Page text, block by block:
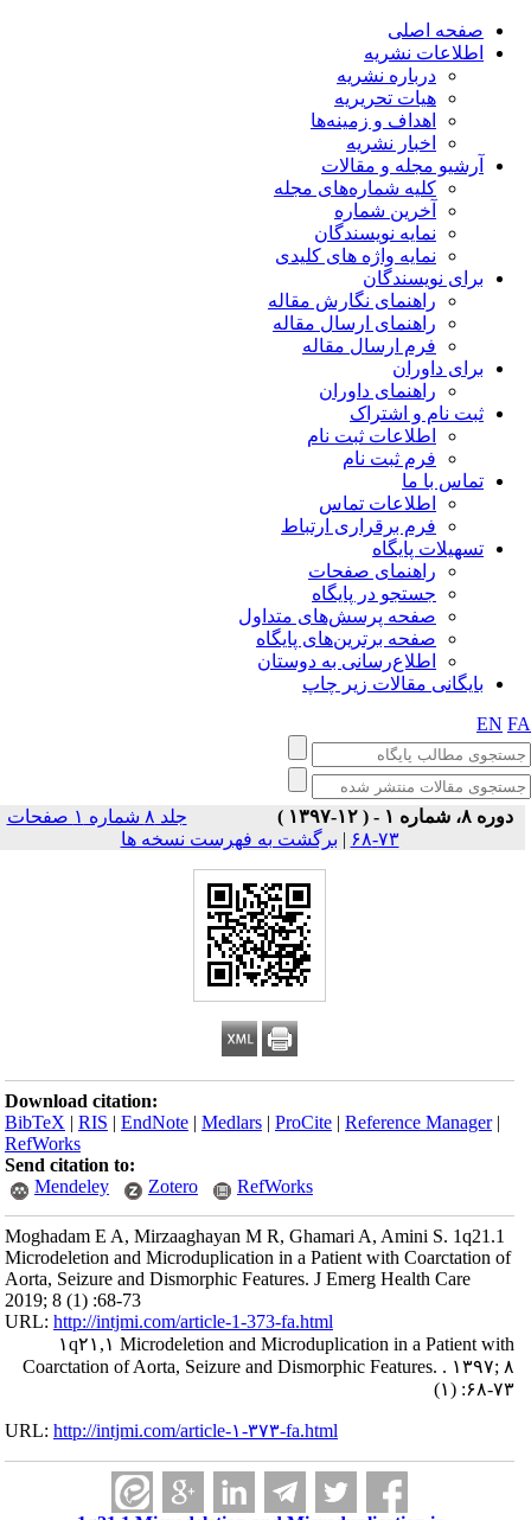
صفحه اصلی
اطلاعات نشریه
درباره نشریه
هیات تحریریه
اهداف و زمینه‌ها
اخبار نشریه
آرشیو مجله و مقالات
کلیه شماره‌های مجله
آخرین شماره
نمایه نویسندگان
نمایه واژه های کلیدی
برای نویسندگان
راهنمای نگارش مقاله
راهنمای ارسال مقاله
فرم ارسال مقاله
برای داوران
راهنمای داوران
ثبت نام و اشتراک
اطلاعات ثبت نام
فرم ثبت نام
تماس با ما
اطلاعات تماس
فرم برقراری ارتباط
تسهیلات پایگاه
راهنمای صفحات
جستجو در پایگاه
صفحه پرسش‌های متداول
صفحه برترین‌های پایگاه
اطلاع‌رسانی به دوستان
بایگانی مقالات زیر چاپ
EN
دوره ۸، شماره ۱ - ( ۱۲-۱۳۹۷ )
جلد ۸ شماره ۱ صفحات
۷۳-۶۸
| برگشت به فهرست نسخه ها
Download citation:
BibTeX |RIS |EndNote |Medlars |ProCite |Reference Manager
RefWorks
Send citation to:
Mendeley
Zotero RefWorks
Moghadam E A, Mirzaaghayan M R, Ghamari A, Amini S. 1q21.1
Microdeletion and Microduplication in a Patient with Coarctation of
Aorta, Seizure and Dismorphic Features. J Emerg Health Care
2019; 8 (1) :68-73
URL:http://intjmi.com/article-1-373-fa.html
۱q۲۱,۱ Microdeletion and Microduplication in a Patient with
Coarctation of Aorta, Seizure and Dismorphic Features. . ۱۳۹۷; ۸
(۱) :۶۸-۷۳
URL:http://intjmi.com/article-۱-۳۷۳-fa.html